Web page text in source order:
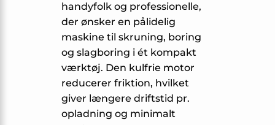
handyfolk og professionelle,
der ønsker en pålidelig
maskine til skruning, boring
og slagboring i ét kompakt
værktøj. Den kulfrie motor
reducerer friktion, hvilket
giver længere driftstid pr.
opladning og minimalt